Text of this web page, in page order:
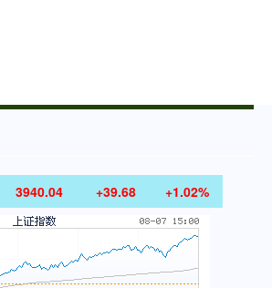
3940.04 +39.68 +1.02%